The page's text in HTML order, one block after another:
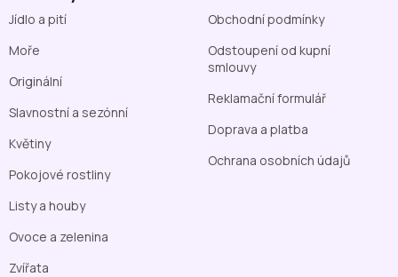
Jídlo a pití
Moře
Originální
Slavnostní a sezónní
Květiny
Pokojové rostliny
Listy a houby
Ovoce a zelenina
Zvířata
Obchodní podmínky
Odstoupení od kupní
smlouvy
Reklamační formulář
Doprava a platba
Ochrana osobních údajů